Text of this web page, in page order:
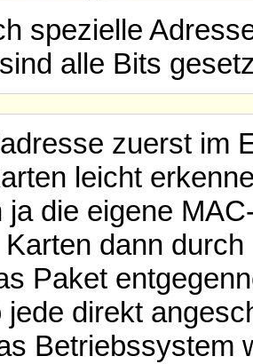
spezielle
alle Bits
zuerst im
leicht
ja die eigene
dann
Paket
jede direkt
Betriebssystem